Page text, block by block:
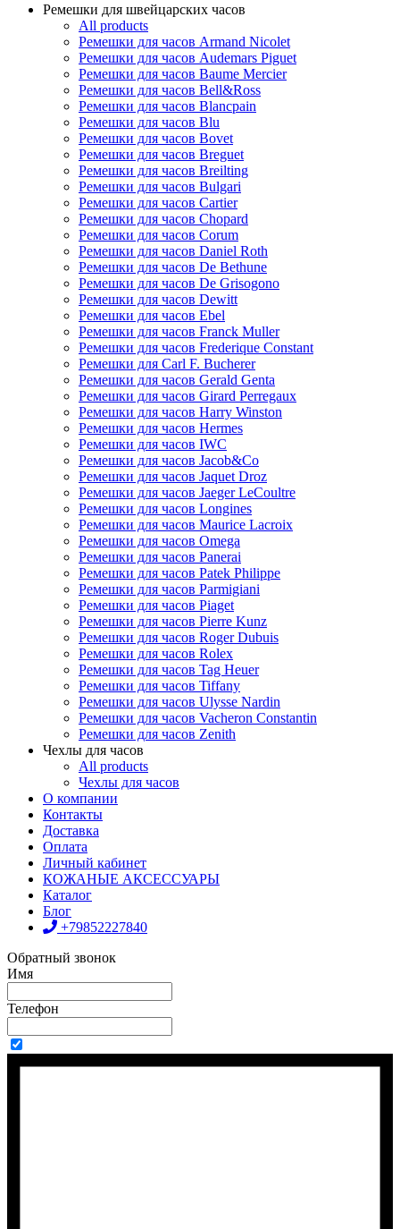
Ремешки для швейцарских часов
All products
Ремешки для часов Armand Nicolet
Ремешки для часов Audemars Piguet
Ремешки для часов Baume Mercier
Ремешки для часов Bell&Ross
Ремешки для часов Blancpain
Ремешки для часов Blu
Ремешки для часов Bovet
Ремешки для часов Breguet
Ремешки для часов Breilting
Ремешки для часов Bulgari
Ремешки для часов Cartier
Ремешки для часов Chopard
Ремешки для часов Corum
Ремешки для часов Daniel Roth
Ремешки для часов De Bethune
Ремешки для часов De Grisogono
Ремешки для часов Dewitt
Ремешки для часов Ebel
Ремешки для часов Franck Muller
Ремешки для часов Frederique Constant
Ремешки для Carl F. Bucherer
Ремешки для часов Gerald Genta
Ремешки для часов Girard Perregaux
Ремешки для часов Harry Winston
Ремешки для часов Hermes
Ремешки для часов IWC
Ремешки для часов Jacob&Co
Ремешки для часов Jaquet Droz
Ремешки для часов Jaeger LeCoultre
Ремешки для часов Longines
Ремешки для часов Maurice Lacroix
Ремешки для часов Omega
Ремешки для часов Panerai
Ремешки для часов Patek Philippe
Ремешки для часов Parmigiani
Ремешки для часов Piaget
Ремешки для часов Pierre Kunz
Ремешки для часов Roger Dubuis
Ремешки для часов Rolex
Ремешки для часов Tag Heuer
Ремешки для часов Tiffany
Ремешки для часов Ulysse Nardin
Ремешки для часов Vacheron Constantin
Ремешки для часов Zenith
Чехлы для часов
All products
Чехлы для часов
О компании
Контакты
Доставка
Оплата
Личный кабинет
КОЖАНЫЕ АКСЕССУАРЫ
Каталог
Блог
+79852227840
Обратный звонок
Имя
Телефон